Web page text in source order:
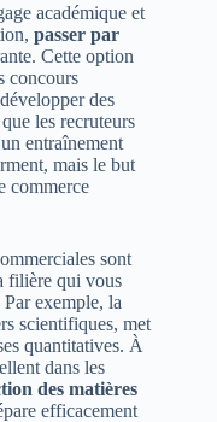
académique et
passer par
Cette option
concours
des
les recruteurs
entraînement
mais le but
commerce
sont
filière qui vous
exemple, la
scientifiques, met
quantitatives. À
dans les
des matières
efficacement